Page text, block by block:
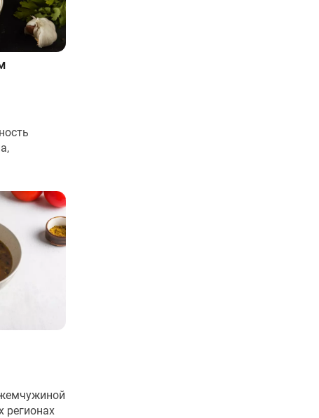
регионах